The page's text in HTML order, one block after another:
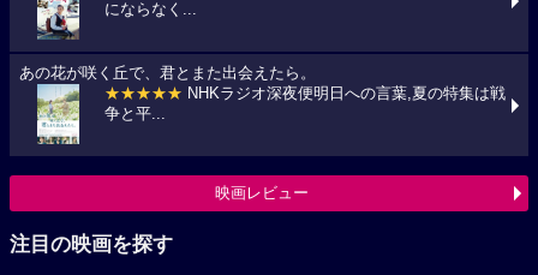
にならなく...
あの花が咲く丘で、君とまた出会えたら。
★★★★★ NHKラジオ深夜便明日への言葉,夏の特集は戦
争と平...
映画レビュー
注目の映画を探す